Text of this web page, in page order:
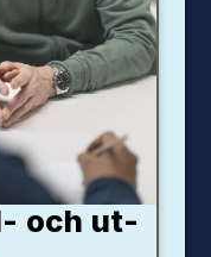
och ut­